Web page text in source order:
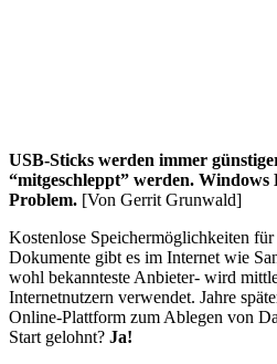
USB-Sticks werden immer
“mitgeschleppt” werden. Windows
Problem. [Von Gerrit Grunwald]
Kostenlose Speichermöglichkeiten
Dokumente gibt es im Internet wie
wohl bekannteste Anbieter- wird
Internetnutzern verwendet. Jahre
Online-Plattform zum Ablegen von
Start gelohnt? Ja!